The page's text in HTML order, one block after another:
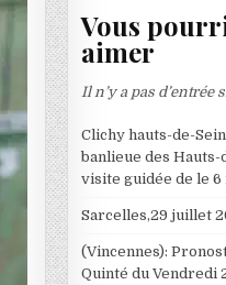
Vous
aimer
Il n’y a pas d’entrée
Clichy hauts-de-
banlieue des
visite guidée de le 6
Sarcelles,29 juillet
(Vincennes):
Quinté du Vendredi